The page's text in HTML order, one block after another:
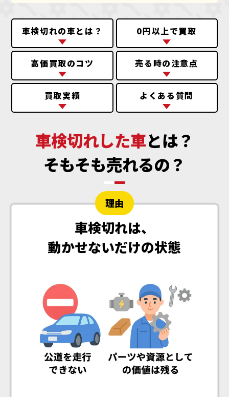
車検切れの車とは？ 0円以上で買取
高価買取のコツ 売る時の注意点
買取実績 よくある質問
車検切れした車とは？
そもそも売れるの？
理由
車検切れは、
動かせないだけの状態